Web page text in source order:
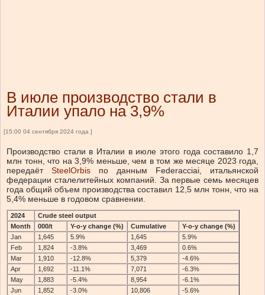
В июле производство стали в
Италии упало на 3,9%
[15:00 04 сентября 2024 года ]
Производство стали в Италии в июле этого года составило 1,7
млн ​​тонн, что на 3,9% меньше, чем в том же месяце 2023 года,
передаёт SteelOrbis по данным Federacciai, итальянской
федерации сталелитейных компаний. За первые семь месяцев
года общий объем производства составил 12,5 млн тонн, что на
5,4% меньше в годовом сравнении.
2024
Crude steel output
Month
000/t Y-o-y change (%) Cumulative
Y-o-y change (%)
Jan
1,645 5.9% 1,645
5.9%
Feb
1,824 -3.8% 3,469
0.6%
Mar
1,910 -12.8% 5,379
-4.6%
Apr
1,692 -11.1% 7,071
-6.3%
May
1,883 -5.4% 8,954
-6.1%
Jun
1,852 -3.0% 10,806
-5.6%